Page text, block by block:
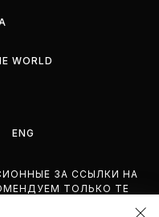
WORLD
ENG
ЗА ССЫЛКИ НА
ТОЛЬКО ТЕ